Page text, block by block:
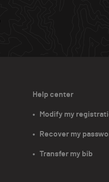
Help center
•   Modify my
•   Recover my
•   Transfer my bib